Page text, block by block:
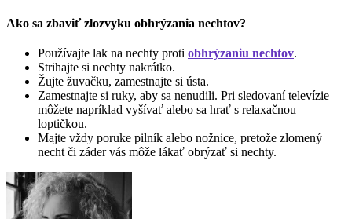
Ako sa zbaviť zlozvyku obhrýzania nechtov?
Používajte lak na nechty proti obhrýzaniu nechtov.
Strihajte si nechty nakrátko.
Žujte žuvačku, zamestnajte si ústa.
Zamestnajte si ruky, aby sa nenudili. Pri sledovaní televízie
môžete napríklad vyšívať alebo sa hrať s relaxačnou
loptičkou.
Majte vždy poruke pilník alebo nožnice, pretože zlomený
necht či záder vás môže lákať obrýzať si nechty.